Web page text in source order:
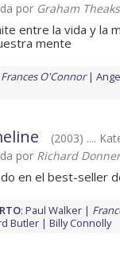
por Graham
entre la vida y la
mente
Frances O'Connor
(2003) ....
por Richard Donner
en el best-seller
: Paul Walker
Butler
Billy Connolly